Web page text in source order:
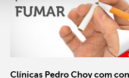
Clínicas Pedro Choy com